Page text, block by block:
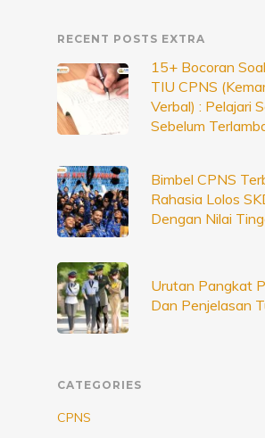
RECENT POSTS EXTRA
15+ Bocoran
TIU CPNS
Verbal) : Pelajari
Sebelum
Bimbel CPNS
Rahasia Lolos
Dengan Nilai
Urutan Pangkat
Dan Penjelasan
CATEGORIES
CPNS